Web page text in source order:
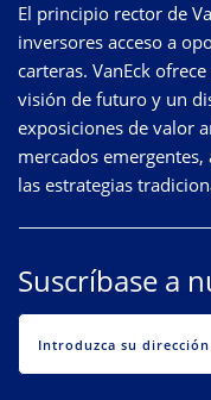
El principio rector de
inversores acceso a
carteras. VanEck
visión de futuro y un
exposiciones de valor
mercados
las estrategias
Suscríbase a